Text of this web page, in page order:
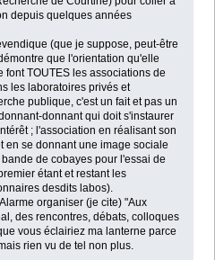
depuis quelques années
(que je suppose, peut-être
que l'orientation qu'elle
TOUTES les associations de
les laboratoires privés et
publique, c'est un fait et pas un
donnant qui doit s'instaurer
; l'association en réalisant son
en se donnant une image sociale
de cobayes pour l'essai de
étant et restant les
desdits labos).
organiser (je cite) "Aux
des rencontres, débats, colloques
vous éclairiez ma lanterne parce
rien vu de tel non plus.